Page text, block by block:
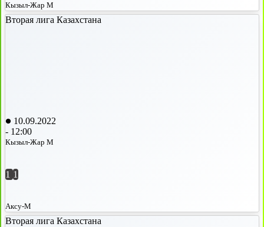
Кызыл-Жар М
Вторая лига Казахстана
10.09.2022
- 12:00
Кызыл-Жар М
1 1
Аксу-М
Вторая лига Казахстана